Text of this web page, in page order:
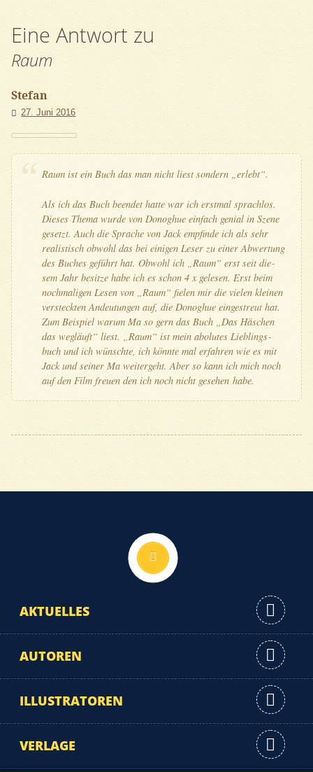
Eine Antwort zu
Raum
Stefan
27. Juni 2016
Raum ist ein Buch das man nicht liest son­dern „erlebt“.
Als ich das Buch been­det hat­te war ich erst­mal sprach­los.
Die­ses The­ma wur­de von Donoghue ein­fach geni­al in Sze­ne
gesetzt. Auch die Spra­che von Jack emp­fin­de ich als sehr
rea­lis­tisch obwohl das bei eini­gen Leser zu einer Abwer­tung
des Buches geführt hat. Obwohl ich „Raum“ erst seit die­
sem Jahr besit­ze habe ich es schon 4 x gele­sen. Erst beim
noch­ma­li­gen Lesen von „Raum“ fie­len mir die vie­len klei­nen
ver­steck­ten Andeu­tun­gen auf, die Donoghue ein­ge­streut hat.
Zum Bei­spiel war­um Ma so gern das Buch „Das Häs­chen
das weg­läuft“ liest. „Raum“ ist mein abo­lu­tes Lieb­lings­
buch und ich wünsch­te, ich könn­te mal erfah­ren wie es mit
Jack und sei­ner Ma wei­ter­geht. Aber so kann ich mich noch
auf den Film freu­en den ich noch nicht gese­hen habe.
AKTUELLES
AUTOREN
ILLUSTRATOREN
VERLAGE